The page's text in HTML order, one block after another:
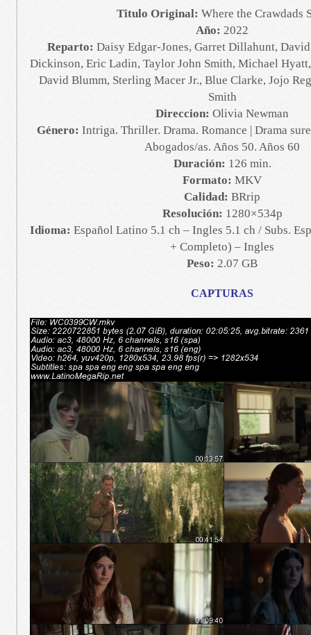
Titulo Original: Where the Crawdads
Año: 2022
Reparto: Daisy Edgar-Jones, Garret Dillahunt,
Dickinson, Eric Ladin, Taylor John Smith, Michael
David Blumm, Sterling Macer Jr., Blue Clarke, Jojo
Smith
Direccion: Olivia Newman
Género: Intriga. Thriller. Drama. Romance | Drama
Abogados/as. Años 50. Años 60
Duración: 126 min.
Formato: MKV
Calidad: BRrip
Resolución: 1280×534p
Idioma: Español Latino 5.1 ch – Ingles 5.1 ch / Subs.
+ Completo) – Ingles
Peso: 2.07 GB
CAPTURAS